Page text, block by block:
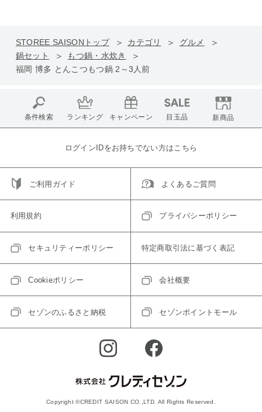
STOREE SAISONトップ カテゴリ
グルメ
鍋セット
もつ鍋・水炊き
福岡 博多 とんこつもつ鍋 2～3人前
条件検索 ランキング キャンペーン 目玉品 新商品
ログインIDをお持ちでない方はこちら
ご利用ガイド よくあるご質問
利用規約 プライバシーポリシー
セキュリティーポリシー 特定商取引法に基づく表記
Cookieポリシー 会社概要
セゾンのふるさと納税 セゾンポイントモール
Copyright ©CREDIT SAISON CO.,LTD. All Rights Reserved.